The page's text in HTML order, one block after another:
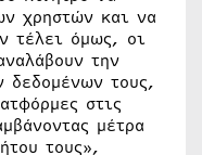
χρηστών και να
τέλει όμως, οι
την
δεδομένων τους,
στις
μέτρα
τους»,